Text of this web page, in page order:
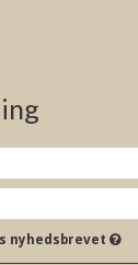
nyhedsbrevet